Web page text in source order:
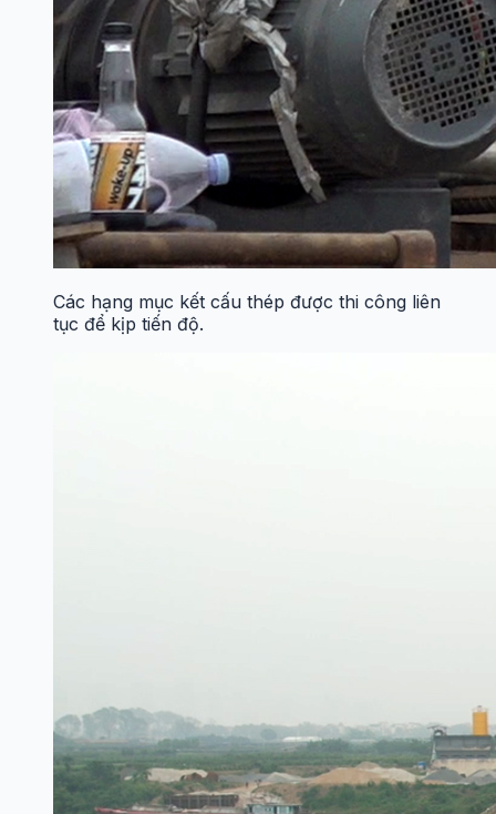
Các hạng mục kết cấu thép được thi công liên
tục để kịp tiến độ.